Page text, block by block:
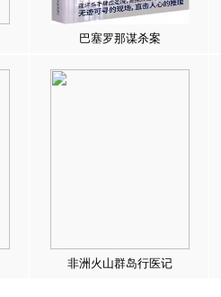
巴塞罗那谋杀案
非洲火山群岛行医记